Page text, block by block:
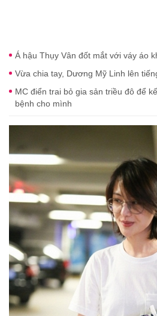
Á hậu Thụy Vân đốt mắt với váy áo
Vừa chia tay, Dương Mỹ Linh lên
MC điển trai bỏ gia sản triều đô để
bệnh cho mình